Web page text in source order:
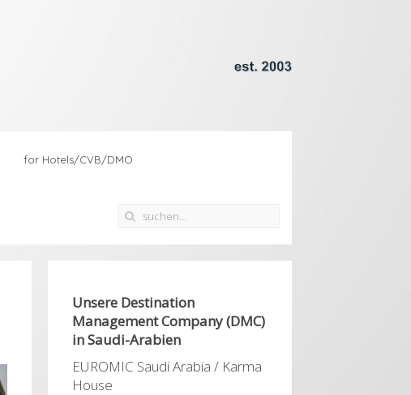
for Hotels/CVB/DMO
Unsere Destination
Management Company (DMC)
in Saudi-Arabien
EUROMIC Saudi Arabia / Karma
House